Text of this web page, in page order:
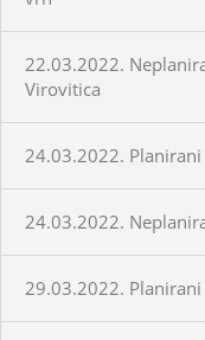
22.03.2022.
Virovitica
24.03.2022.
24.03.2022.
29.03.2022.